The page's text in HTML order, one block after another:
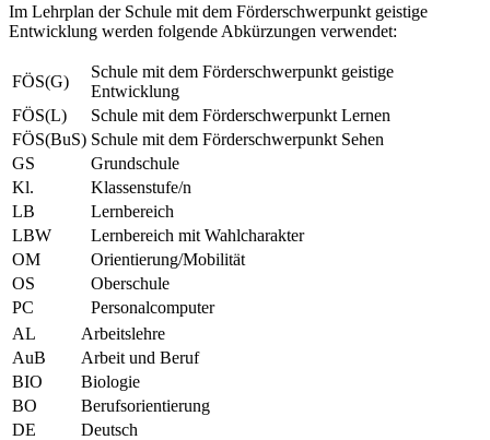
Im Lehrplan der Schule mit dem Förderschwerpunkt geistige
Entwicklung werden folgende Abkürzungen verwendet:
FÖS(G)
Schule mit dem Förderschwerpunkt geistige
Entwicklung
FÖS(L)
Schule mit dem Förderschwerpunkt Lernen
FÖS(BuS) Schule mit dem Förderschwerpunkt Sehen
GS
Grundschule
Kl.
Klassenstufe/n
LB
Lernbereich
LBW
Lernbereich mit Wahlcharakter
OM
Orientierung/Mobilität
OS
Oberschule
PC
Personalcomputer
AL
Arbeitslehre
AuB
Arbeit und Beruf
BIO
Biologie
BO
Berufsorientierung
DE
Deutsch